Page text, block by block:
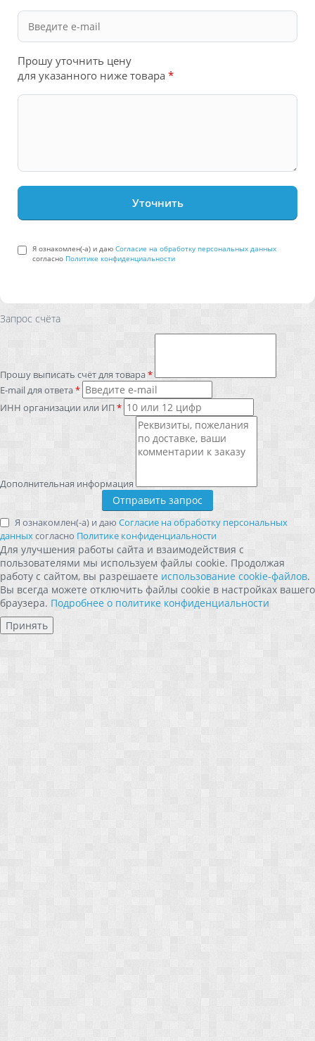
Прошу уточнить цену
для указанного ниже товара *
Я ознакомлен(-а) и даю Согласие на обработку персональных данных
согласно Политике конфиденциальности
Запрос счёта
Прошу выписать счёт для товара*
E-mail для ответа*
ИНН организации или ИП*
Дополнительная информация
Я ознакомлен(-а) и даю Согласие на обработку персональных
данныхсогласно Политике конфиденциальности
Для улучшения работы сайта и взаимодействия с
пользователями мы используем файлы cookie. Продолжая
работу с сайтом, вы разрешаете использование cookie-файлов.
Вы всегда можете отключить файлы cookie в настройках вашего
браузера. Подробнее о политике конфиденциальности
Принять